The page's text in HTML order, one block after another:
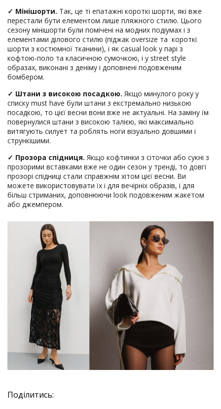
✓ Мінішорти. Так, це ті епатажні короткі шорти, які вже
перестали бути елементом лише пляжного стилю. Цього
сезону мінішорти були помічені на модних подіумах і з
елементами ділового стилю (піджак oversize та короткі
шорти з костюмної тканини), і як casual look у парі з
кофтою-поло та класичною сумочкою, і у street style
образах, виконані з деніму і доповнені подовженим
бомбером.
✓ Штани з високою посадкою. Якщо минулого року у
списку must have були штани з екстремально низькою
посадкою, то цієї весни вони вже не актуальні. На заміну їм
повернулися штани з високою талією, які максимально
витягують силует та роблять ноги візуально довшими і
стрункішими.
✓ Прозора спідниця. Якщо кофтинки з сіточки або сукні з
прозорими вставками вже не один сезон у тренді, то довгі
прозорі спідниці стали справжнім хітом цієї весни. Ви
можете використовувати їх і для вечірніх образів, і для
більш стриманих, доповнюючи look подовженим жакетом
або джемпером.
Поділитись: